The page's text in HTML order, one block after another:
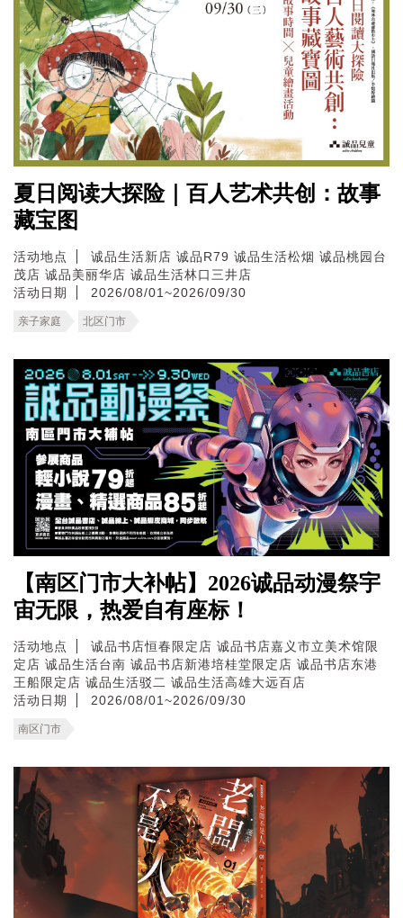
夏日阅读大探险｜百人艺术共创：故事
藏宝图
活动地点 诚品生活新店 诚品R79 诚品生活松烟 诚品桃园台
茂店 诚品美丽华店 诚品生活林口三井店
活动日期
2026/08/01~2026/09/30
亲子家庭 北区门市
【南区门市大补帖】2026诚品动漫祭宇
宙无限，热爱自有座标！
活动地点 诚品书店恒春限定店 诚品书店嘉义市立美术馆限
定店 诚品生活台南 诚品书店新港培桂堂限定店 诚品书店东港
王船限定店 诚品生活驳二 诚品生活高雄大远百店
活动日期
2026/08/01~2026/09/30
南区门市